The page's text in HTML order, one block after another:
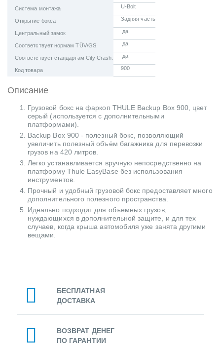
Система монтажа U-Bolt
Открытие бокса Задняя часть
Центральный замок да
Соответствует нормам TÜV/GS. да
Соответствует стандартам City Crash. да
Код товара 900
Описание
Грузовой бокс на фаркоп THULE Backup Box 900, цвет
серый (используется с дополнительными
платформами).
Backup Box 900 - полезный бокс, позволяющий
увеличить полезный объём багажника для перевозки
грузов на 420 литров.
Легко устанавливается вручную непосредственно на
платформу Thule EasyBase без использования
инструментов.
Прочный и удобный грузовой бокс предоставляет много
дополнительного полезного пространства.
Идеально подходит для объемных грузов,
нуждающихся в дополнительной защите, и для тех
случаев, когда крыша автомобиля уже занята другими
вещами.
БЕСПЛАТНАЯ
ДОСТАВКА
ВОЗВРАТ ДЕНЕГ
ПО ГАРАНТИИ